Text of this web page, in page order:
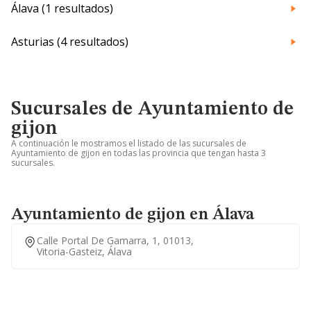
Álava (1 resultados)
Asturias (4 resultados)
Sucursales de Ayuntamiento de
gijon
A continuación le mostramos el listado de las sucursales de
Ayuntamiento de gijon en todas las provincia que tengan hasta 3
sucursales.
Ayuntamiento de gijon en Álava
Calle Portal De Gamarra, 1, 01013,
Vitoria-Gasteiz, Álava